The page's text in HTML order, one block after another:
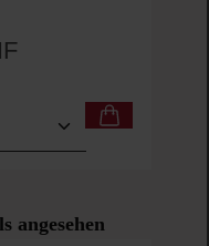
Preis:
gewünschten Wert
angesehen